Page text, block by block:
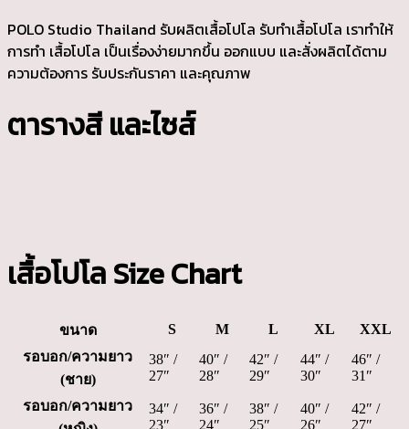
POLO Studio Thailand รับผลิตเสื้อโปโล รับทำเสื้อโปโล เราทำให้
การทำ เสื้อโปโล เป็นเรื่องง่ายมากขึ้น ออกแบบ และสั่งผลิตได้ตาม
ความต้องการ รับประกันราคา และคุณภาพ
ตารางสี และไซส์
เสื้อโปโล Size Chart
ขนาด S M L XL
XXL
รอบอก/ความยาว
(ชาย)
38″ /
27″
40″ /
28″
42″ /
29″
44″ /
30″
46″ /
31″
รอบอก/ความยาว
34″ /
23″
36″ /
24″
38″ /
25″
40″ /
26″
42″ /
27″